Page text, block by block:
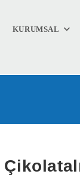
KURUMSAL